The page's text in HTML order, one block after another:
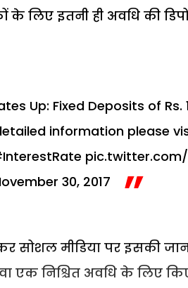
के लिए इतनी ही अवधि की
Up: Fixed Deposits of
information please
pic.twitter.com/
30, 2017
सोशल मीडिया पर इसकी
एक निश्चित अवधि के लिए